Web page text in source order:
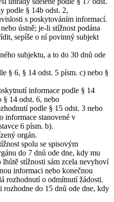
podle § 14b odst. 2,
s poskytováním informací.
ústně; je-li stížnost podána
sepíše o ní povinný subjekt
subjektu, a to do 30 dnů ode
§ 6, § 14 odst. 5 písm. c) nebo §
informace podle § 14
§ 14 odst. 6, nebo
podle § 15 odst. 3 nebo
informace stanovené v
6 písm. b).
orgán.
spolu se spisovým
do 7 dnů ode dne, kdy mu
stížnosti sám zcela nevyhoví
informaci nebo konečnou
rozhodnutí o odmítnutí žádosti.
rozhodne do 15 dnů ode dne, kdy